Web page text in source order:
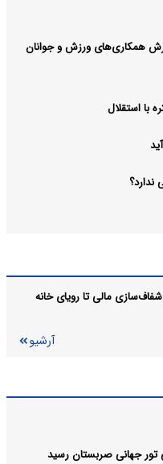
همکاری‌های ورزش و جوانان
با استقلال
ستاره برزیلی با رئال
آرشیو
مالی تا رویای خانه
آرشیو
تور جهانی صربستان رسید